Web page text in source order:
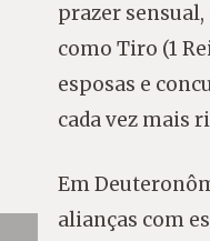
prazer
como Tiro (1
esposas e
cada vez mais
Em
alianças com